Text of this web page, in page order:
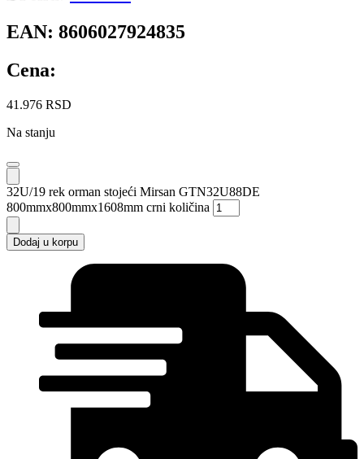
EAN: 8606027924835
Cena:
41.976 RSD
Na stanju
32U/19 rek orman stojeći Mirsan GTN32U88DE
800mmx800mmx1608mm crni količina
Dodaj u korpu